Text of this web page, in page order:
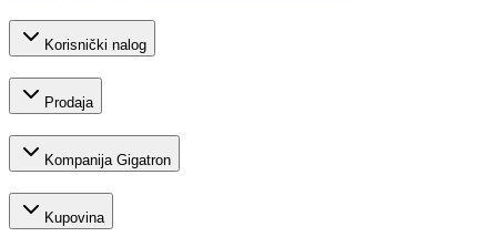
Korisnički nalog
Prodaja
Kompanija Gigatron
Kupovina